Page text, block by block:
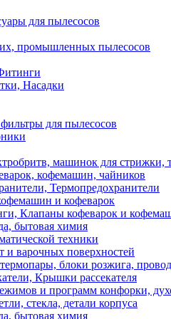
для пылесосов
промышленных пылесосов
Насадки
для пылесосов
машинок для стрижки,
кофемашин, чайников
Термопредохранители
и кофеварок
Клапаны кофеварок и
бытовая химия
техники
и варочных поверхностей
блоки розжига,
Крышки рассекателя
и программ конфорки,
стекла, детали корпуса
бытовая химия